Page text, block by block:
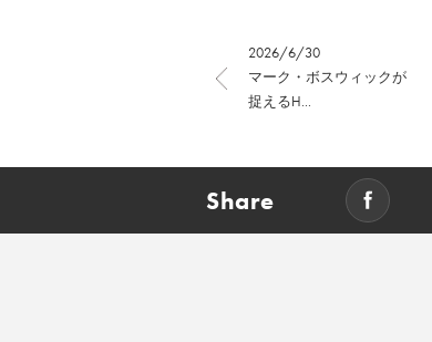
2026/6/30
マーク・ボスウィックが
捉えるH...
Share